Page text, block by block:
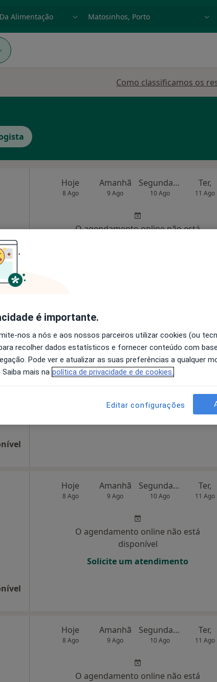
Como classificamos os
55 €
Hoje
8 Ago
Amanhã
9 Ago
Segunda-feira
10 Ago
Ter,
11 Ago
O agendamento online não está
Hoje
8 Ago
Amanhã
9 Ago
Segunda-feira
10 Ago
Ter,
11 Ago
disponível
Hoje
8 Ago
Amanhã
9 Ago
Segunda-feira
10 Ago
Ter,
11 Ago
O agendamento online não está
disponível
Solicite um atendimento
Hoje
8 Ago
Amanhã
9 Ago
Segunda-feira
10 Ago
Ter,
11 Ago
O agendamento online não está
é importante.
nos a nós e aos nossos parceiros utilizar cookies (ou
recolher dados estatísticos e fornecer conteúdo com
Pode ver e atualizar as suas preferências a qualquer
mais na política de privacidade e de cookies.
Editar configurações